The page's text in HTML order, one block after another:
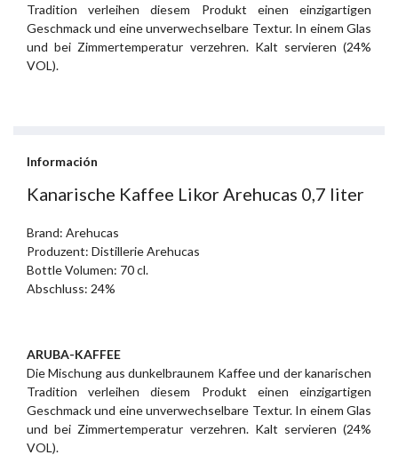
Tradition verleihen diesem Produkt einen einzigartigen
Geschmack und eine unverwechselbare Textur. In einem Glas
und bei Zimmertemperatur verzehren. Kalt servieren (24%
VOL).
Información
Kanarische Kaffee Likor Arehucas 0,7 liter
Brand: Arehucas
Produzent: Distillerie Arehucas
Bottle Volumen: 70 cl.
Abschluss: 24%
ARUBA-KAFFEE
Die Mischung aus dunkelbraunem Kaffee und der kanarischen
Tradition verleihen diesem Produkt einen einzigartigen
Geschmack und eine unverwechselbare Textur. In einem Glas
und bei Zimmertemperatur verzehren. Kalt servieren (24%
VOL).